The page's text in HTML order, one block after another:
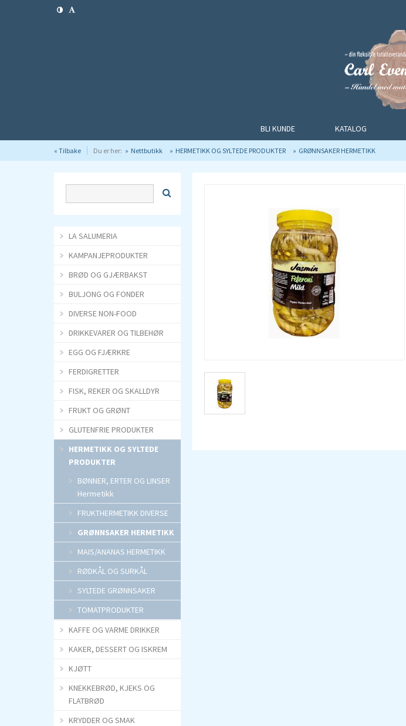
BLI KUNDE KATALOG
« Tilbake Du er her: Nettbutikk HERMETIKK OG SYLTEDE PRODUKTER GRØNNSAKER HERMETIKK
LA SALUMERIA
KAMPANJEPRODUKTER
BRØD OG GJÆRBAKST
BULJONG OG FONDER
DIVERSE NON-FOOD
DRIKKEVARER OG TILBEHØR
EGG OG FJÆRKRE
FERDIGRETTER
FISK, REKER OG SKALLDYR
FRUKT OG GRØNT
GLUTENFRIE PRODUKTER
HERMETIKK OG SYLTEDE
PRODUKTER
BØNNER, ERTER OG LINSER
Hermetikk
FRUKTHERMETIKK DIVERSE
GRØNNSAKER HERMETIKK
MAIS/ANANAS HERMETIKK
RØDKÅL OG SURKÅL
SYLTEDE GRØNNSAKER
TOMATPRODUKTER
KAFFE OG VARME DRIKKER
KAKER, DESSERT OG ISKREM
KJØTT
KNEKKEBRØD, KJEKS OG
FLATBRØD
KRYDDER OG SMAK